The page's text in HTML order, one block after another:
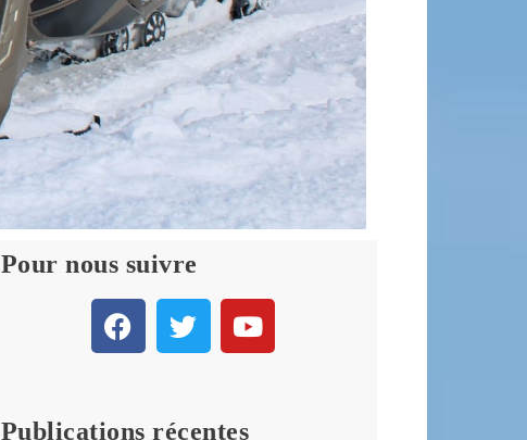
Pour nous suivre
Publications récentes